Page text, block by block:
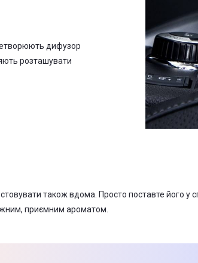
дифузор
розташувати
також вдома. Просто поставте його у
приємним ароматом.